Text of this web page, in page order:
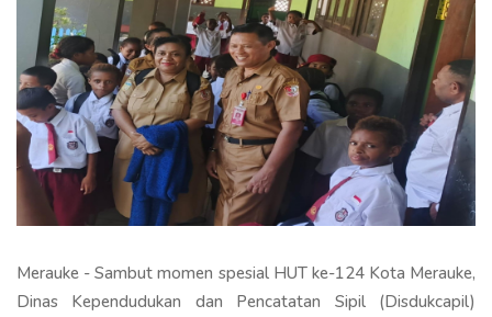
Merauke - Sambut momen spesial HUT ke-124 Kota Merauke,
Dinas Kependudukan dan Pencatatan Sipil (Disdukcapil)